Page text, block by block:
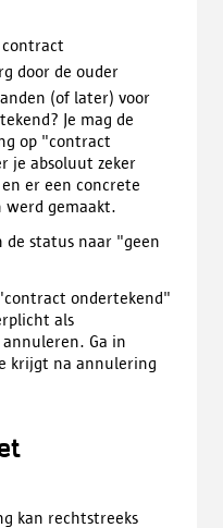
door de ouder
(of later) voor
Je mag de
op "contract
je absoluut zeker
er een concrete
werd gemaakt.
de status naar "geen
ondertekend"
als
Ga in
krijgt na annulering
kan rechtstreeks